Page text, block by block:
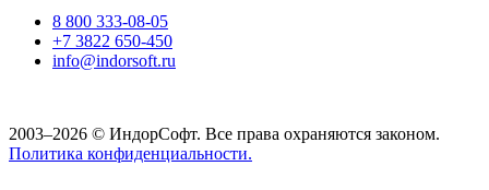
8 800 333-08-05
+7 3822 650-450
info@indorsoft.ru
2003–2026 © ИндорСофт. Все права охраняются законом.
Политика конфиденциальности.